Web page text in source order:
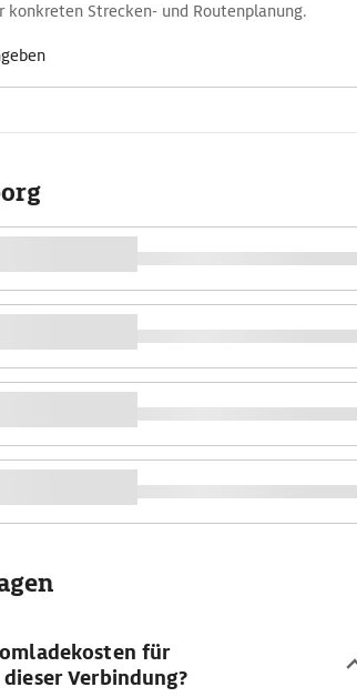
konkreten Strecken- und Routenplanung.
für
Verbindung?